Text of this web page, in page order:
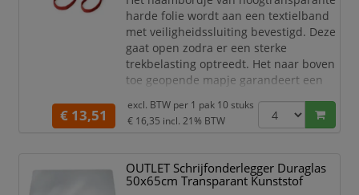
harde folie wordt aan een textielband
met veiligheidssluiting bevestigd. Deze
gaat open zodra er een sterke
trekbelasting optreedt. Het naar boven
toe geopende mapje garandeert een
de textielband te verwijderen. Met
blanco insteekbordjes.
€ 13,51
excl. BTW per 1 pak 10 stuks
€ 16,35 incl. 21% BTW
OUTLET Schrijfonderlegger Duraglas
50x65cm Transparant Kunststof